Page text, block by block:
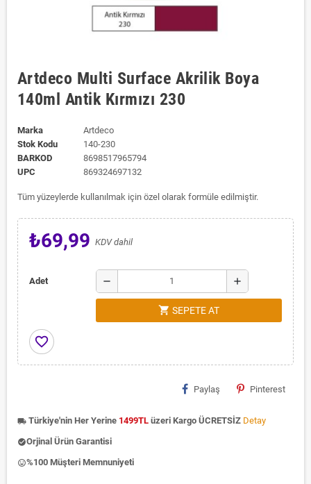
Artdeco Multi Surface Akrilik Boya
140ml Antik Kırmızı 230
Marka
Artdeco
Stok Kodu
140-230
BARKOD
8698517965794
UPC
869324697132
Tüm yüzeylerde kullanılmak için özel olarak formüle edilmiştir.
₺69,99 KDV dahil
Adet remove add
shopping_cart SEPETE AT
favorite_border
Paylaş Pinterest
local_shipping Türkiye'nin Her Yerine 1499TL üzeri Kargo ÜCRETSİZ Detay
check_circleOrjinal Ürün Garantisi
insert_emoticon%100 Müşteri Memnuniyeti